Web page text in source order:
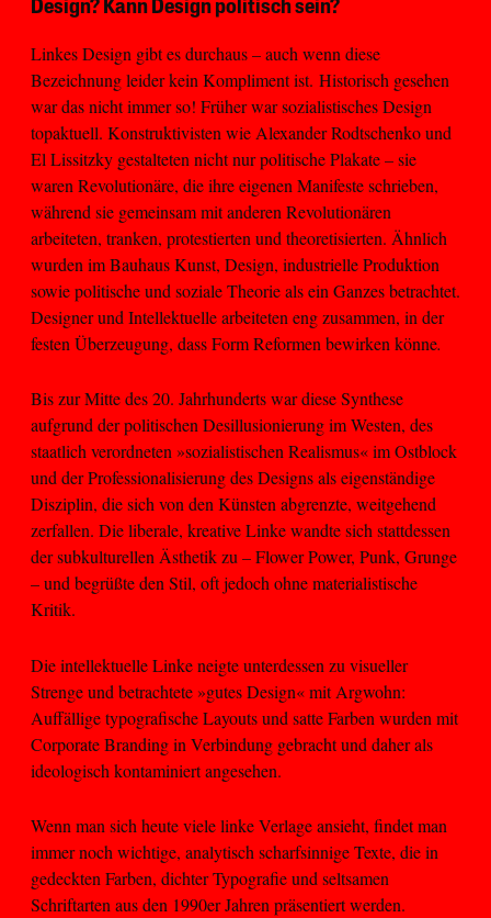
Design? Kann Design politisch sein?
Linkes Design gibt es durchaus – auch wenn diese
Bezeichnung leider kein Kompliment ist. Historisch gesehen
war das nicht immer so! Früher war sozialistisches Design
topaktuell. Konstruktivisten wie Alexander Rodtschenko und
El Lissitzky gestalteten nicht nur politische Plakate – sie
waren Revolutionäre, die ihre eigenen Manifeste schrieben,
während sie gemeinsam mit anderen Revolutionären
arbeiteten, tranken, protestierten und theoretisierten. Ähnlich
wurden im Bauhaus Kunst, Design, industrielle Produktion
sowie politische und soziale Theorie als ein Ganzes betrachtet.
Designer und Intellektuelle arbeiteten eng zusammen, in der
festen Überzeugung, dass Form Reformen bewirken könne.
Bis zur Mitte des 20. Jahrhunderts war diese Synthese
aufgrund der politischen Desillusionierung im Westen, des
staatlich verordneten »sozialistischen Realismus« im Ostblock
und der Professionalisierung des Designs als eigenständige
Disziplin, die sich von den Künsten abgrenzte, weitgehend
zerfallen. Die liberale, kreative Linke wandte sich stattdessen
der subkulturellen Ästhetik zu – Flower Power, Punk, Grunge
– und begrüßte den Stil, oft jedoch ohne materialistische
Kritik.
Die intellektuelle Linke neigte unterdessen zu visueller
Strenge und betrachtete »gutes Design« mit Argwohn:
Auffällige typografische Layouts und satte Farben wurden mit
Corporate Branding in Verbindung gebracht und daher als
ideologisch kontaminiert angesehen.
Wenn man sich heute viele linke Verlage ansieht, findet man
immer noch wichtige, analytisch scharfsinnige Texte, die in
gedeckten Farben, dichter Typografie und seltsamen
Schriftarten aus den 1990er Jahren präsentiert werden.